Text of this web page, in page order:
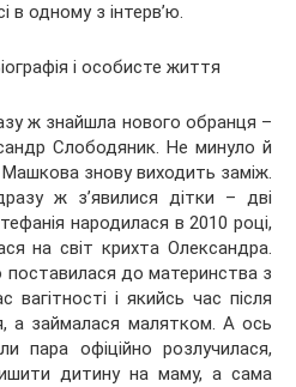
в одному з інтерв’ю.
ж знайшла нового обранця –
Слободяник. Не минуло й
Машкова знову виходить заміж.
ж з’явилися дітки – дві
народилася в 2010 році,
на світ крихта Олександра.
до материнства з
і якийсь час після
а займалася малятком. А ось
пара офіційно розлучилася,
дитину на маму, а сама